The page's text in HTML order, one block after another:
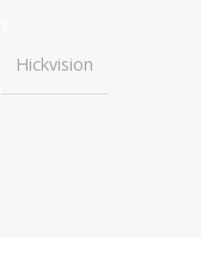
Hickvision